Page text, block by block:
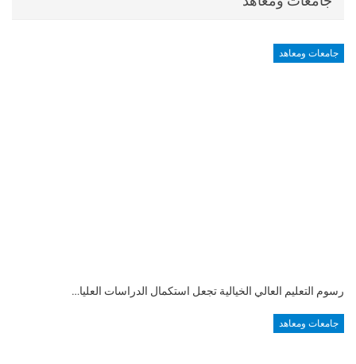
جامعات ومعاهد
رسوم التعليم العالي الخيالية تجعل استكمال الدراسات العليا…
جامعات ومعاهد